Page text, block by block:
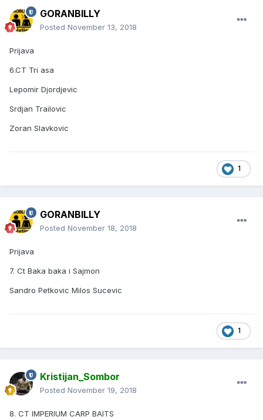
GORANBILLY
Posted November 13, 2018
Prijava
6.CT Tri asa
Lepomir Djordjevic
Srdjan Trailovic
Zoran Slavkovic
1
GORANBILLY
Posted November 18, 2018
Prijava
7. Ct Baka baka i Sajmon
Sandro Petkovic Milos Sucevic
1
Kristijan_Sombor
Posted November 19, 2018
8. CT IMPERIUM CARP BAITS